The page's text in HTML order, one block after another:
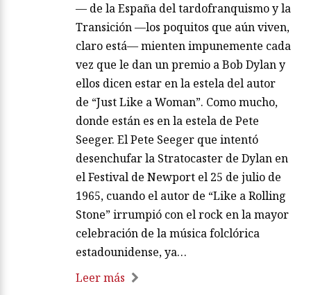
— de la España del tardofranquismo y la
Transición —los poquitos que aún viven,
claro está— mienten impunemente cada
vez que le dan un premio a Bob Dylan y
ellos dicen estar en la estela del autor
de “Just Like a Woman”. Como mucho,
donde están es en la estela de Pete
Seeger. El Pete Seeger que intentó
desenchufar la Stratocaster de Dylan en
el Festival de Newport el 25 de julio de
1965, cuando el autor de “Like a Rolling
Stone” irrumpió con el rock en la mayor
celebración de la música folclórica
estadounidense, ya…
Leer más